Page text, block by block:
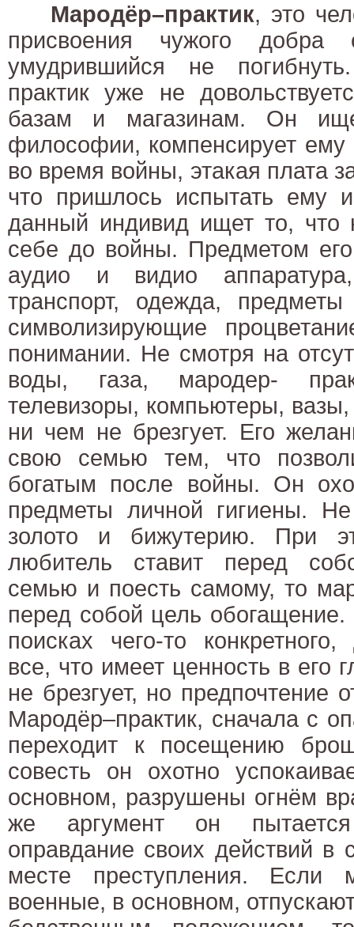
Мародёр–практик, это
присвоения чужого
умудрившийся не
практик уже не
базам и магазинам. Он
философии, компенсирует ему
во время войны, этакая плата
что пришлось испытать ему
данный индивид ищет то, что
себе до войны. Предметом его
аудио и видио
транспорт, одежда,
символизирующие
понимании. Не смотря на
воды, газа, мародер-
телевизоры, компьютеры,
ни чем не брезгует. Его
свою семью тем, что
богатым после войны. Он
предметы личной гигиены.
золото и бижутерию. При
любитель ставит перед
семью и поесть самому, то
перед собой цель
поисках чего-то
все, что имеет ценность в его
не брезгует, но предпочтение
Мародёр–практик, сначала с
переходит к посещению
совесть он охотно
основном, разрушены огнём
же аргумент он
оправдание своих действий в
месте преступления. Если
военные, в основном,